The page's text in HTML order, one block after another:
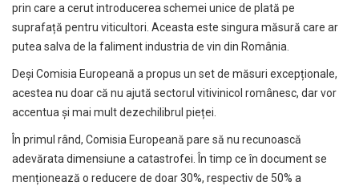
prin care a cerut introducerea schemei unice de plată pe
suprafață pentru viticultori. Aceasta este singura măsură care ar
putea salva de la faliment industria de vin din România.
Deși Comisia Europeană a propus un set de măsuri excepționale,
acestea nu doar că nu ajută sectorul vitivinicol românesc, dar vor
accentua și mai mult dezechilibrul pieței.
În primul rând, Comisia Europeană pare să nu recunoască
adevărata dimensiune a catastrofei. În timp ce în document se
menționează o reducere de doar 30%, respectiv de 50% a